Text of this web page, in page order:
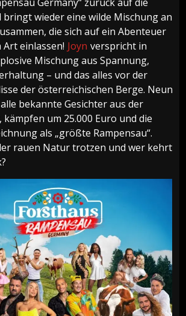
Germany“ zurück auf die
bringt wieder eine wilde Mischung an
die sich auf ein Abenteuer
einlassen! Joyn verspricht in
Mischung aus Spannung,
– und das alles vor der
der österreichischen Berge. Neun
bekannte Gesichter aus der
kämpfen um 25.000 Euro und die
als „größte Rampensau“.
rauen Natur trotzen und wer kehrt